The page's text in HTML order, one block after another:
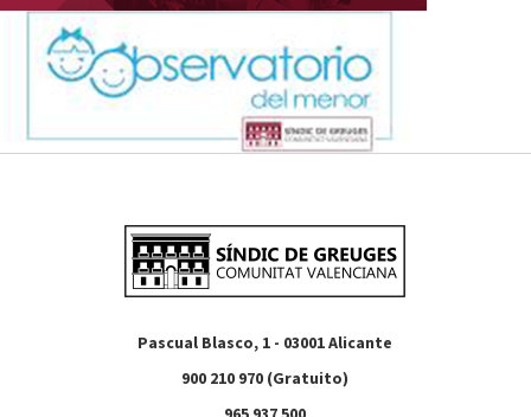
Pascual Blasco, 1 - 03001 Alicante
900 210 970 (Gratuito)